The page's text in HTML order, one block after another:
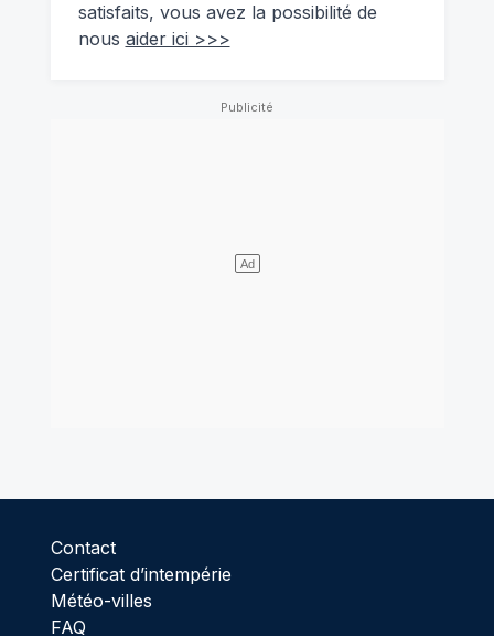
satisfaits, vous avez la possibilité de
nous aider ici >>>
Contact
Certificat d’intempérie
Météo-villes
FAQ